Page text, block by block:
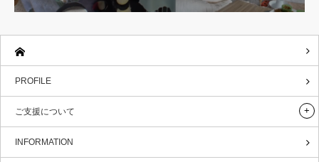
PROFILE
ご支援について
INFORMATION